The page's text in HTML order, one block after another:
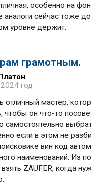
особенно на
сейчас тоже
уровне держит.
грамотным.
год
отличный мастер,
чтобы он что-то
самостоятельно
если в этом не
вин код
наименований. Из
ZAUFER, когда